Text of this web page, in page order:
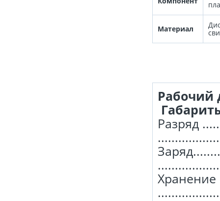
Материал
Разряд
Хранение